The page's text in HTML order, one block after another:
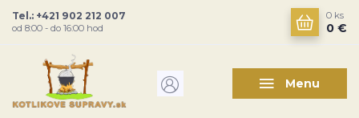
Menu
Tel.: +421 902 212 007
od 8:00 - do 16:00 hod
0 ks
0 €